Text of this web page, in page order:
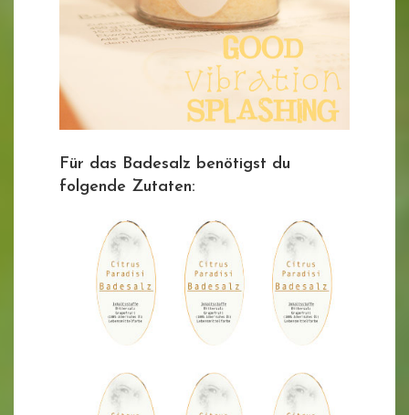
Für das Badesalz benötigst du
folgende Zutaten: